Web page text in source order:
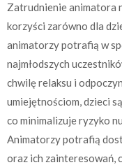
Zatrudnienie animatora
korzyści zarówno dla
animatorzy potrafią w
najmłodszych
chwilę relaksu i
umiejętnościom, dzieci
co minimalizuje ryzyko
Animatorzy potrafią
oraz ich zainteresowań,